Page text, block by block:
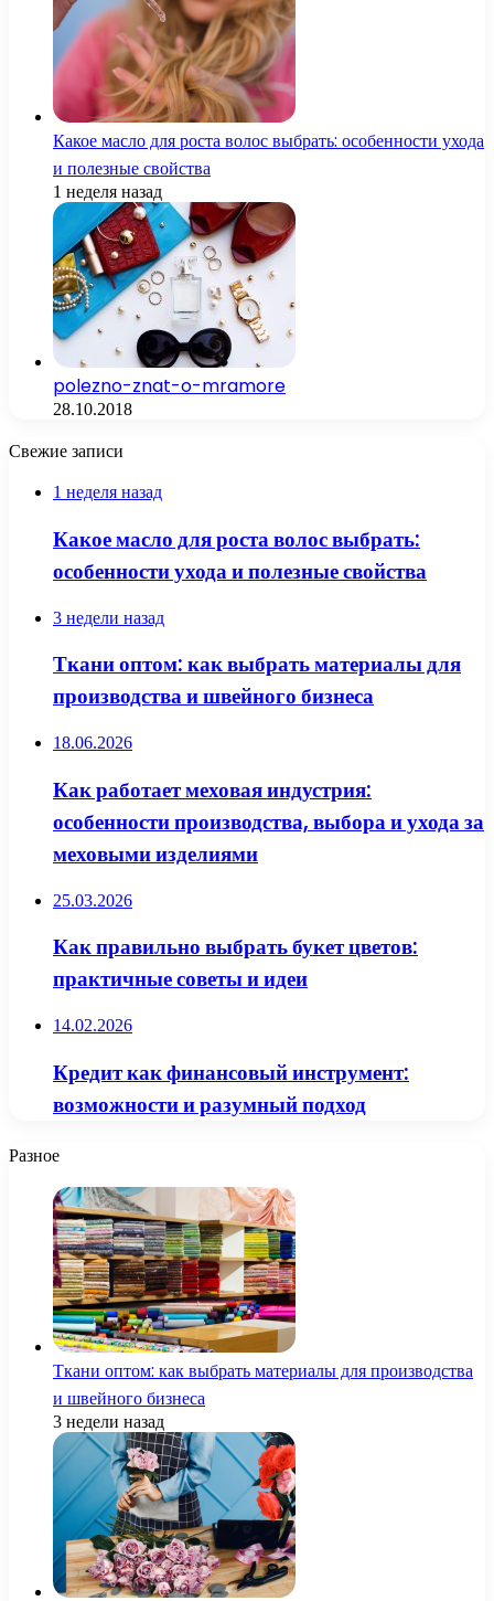
Какое масло для роста волос выбрать: особенности ухода
и полезные свойства
1 неделя назад
polezno-znat-o-mramore
28.10.2018
Свежие записи
1 неделя назад
Какое масло для роста волос выбрать:
особенности ухода и полезные свойства
3 недели назад
Ткани оптом: как выбрать материалы для
производства и швейного бизнеса
18.06.2026
Как работает меховая индустрия:
особенности производства, выбора и ухода за
меховыми изделиями
25.03.2026
Как правильно выбрать букет цветов:
практичные советы и идеи
14.02.2026
Кредит как финансовый инструмент:
возможности и разумный подход
Разное
Ткани оптом: как выбрать материалы для производства
и швейного бизнеса
3 недели назад